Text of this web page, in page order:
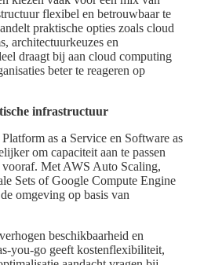
flexibel en betrouwbaar te
praktische opties zoals cloud
architectuurkeuzes en
draagt bij aan cloud computing
beter te reageren op
infrastructuur
as a Service en Software as
om capaciteit aan te passen
Met AWS Auto Scaling,
Sets of Google Compute Engine
omgeving op basis van
beschikbaarheid en
you-go geeft kostenflexibiliteit,